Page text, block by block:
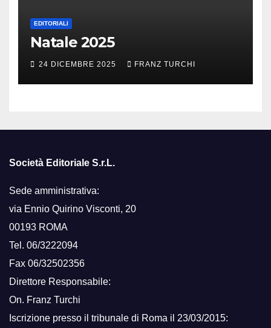
EDITORIALI
Natale 2025
24 DICEMBRE 2025 FRANZ TURCHI
Società Editoriale S.r.L.
Sede amministrativa:
via Ennio Quirino Visconti, 20
00193 ROMA
Tel. 06/3222094
Fax 06/32502356
Direttore Responsabile:
On. Franz Turchi
Iscrizione presso il tribunale di Roma il 23/03/2015: